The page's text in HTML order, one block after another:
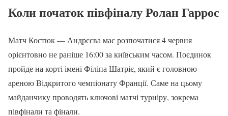
Коли початок півфіналу Ролан Гаррос
Матч Костюк — Андрєєва має розпочатися 4 червня
орієнтовно не раніше 16:00 за київським часом. Поєдинок
пройде на корті імені Філіпа Шатріє, який є головною
ареною Відкритого чемпіонату Франції. Саме на цьому
майданчику проводять ключові матчі турніру, зокрема
півфінали та фінали.